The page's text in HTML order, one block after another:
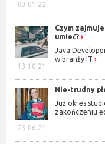
03.01.22
13.10.21
Czym
umieć?
Java
w branży IT
23.06.21
Nie-trudny
Już okres
zakończeniu